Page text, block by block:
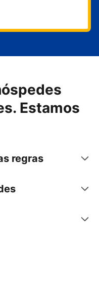
Estamos
regras